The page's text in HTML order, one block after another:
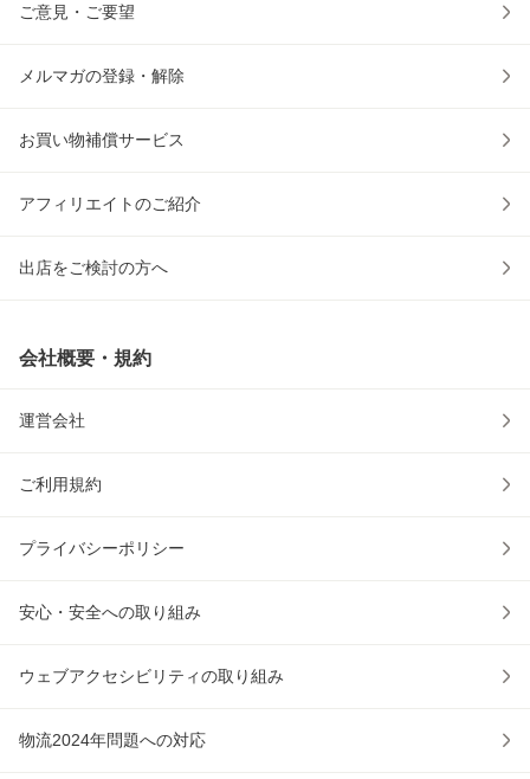
ご意見・ご要望
メルマガの登録・解除
お買い物補償サービス
アフィリエイトのご紹介
出店をご検討の方へ
会社概要・規約
運営会社
ご利用規約
プライバシーポリシー
安心・安全への取り組み
ウェブアクセシビリティの取り組み
物流2024年問題への対応